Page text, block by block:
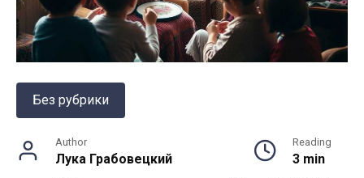
Без рубрики
Author
Лука Грабовецкий
Reading
3 min